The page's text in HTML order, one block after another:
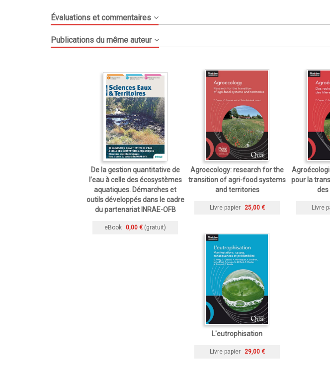
Évaluations et commentaires
Publications du même auteur
De la gestion quantitative de
l’eau à celle des écosystèmes
aquatiques. Démarches et
outils développés dans le cadre
du partenariat INRAE-OFB
eBook 0,00 € (gratuit)
Agroecology: research for the
transition of agri-food systems
and territories
Livre papier 25,00 €
pour la
Livre
L'eutrophisation
Livre papier 29,00 €